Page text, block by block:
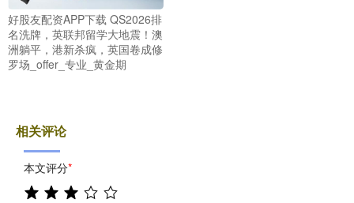
好股友配资APP下载 QS2026排
名洗牌，英联邦留学大地震！澳
洲躺平，港新杀疯，英国卷成修
罗场_offer_专业_黄金期
相关评论
本文评分*